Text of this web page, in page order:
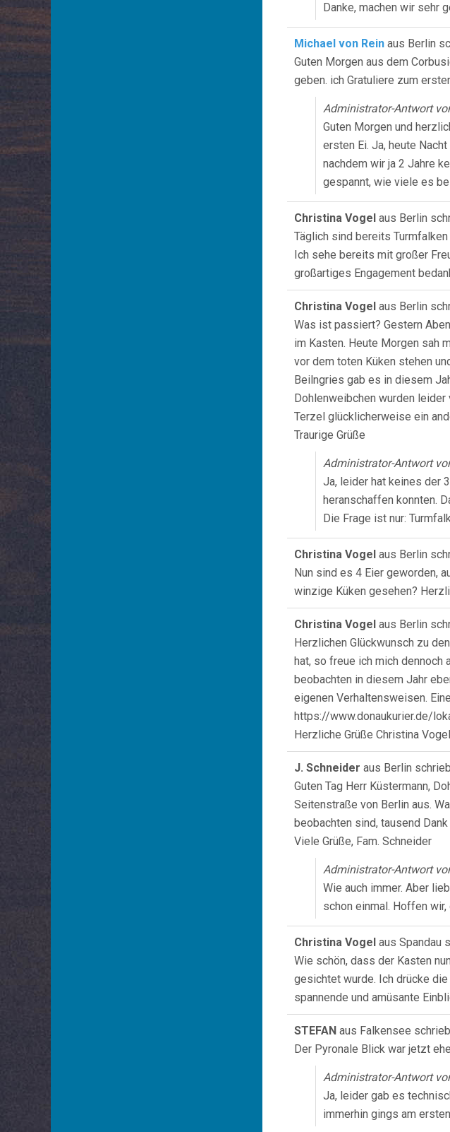
Danke, machen wir sehr
Michael von Rein aus Berlin
Guten Morgen aus dem
geben. ich Gratuliere zum
Administrator-Antwort
Guten Morgen und
ersten Ei. Ja, heute
nachdem wir ja 2 Jahre
gespannt, wie viele es
Christina Vogel aus Berlin
Täglich sind bereits
Ich sehe bereits mit großer
großartiges Engagement
Christina Vogel aus Berlin
Was ist passiert? Gestern
im Kasten. Heute Morgen sah
vor dem toten Küken stehen
Beilngries gab es in diesem
Dohlenweibchen wurden
Terzel glücklicherweise ein
Traurige Grüße
Administrator-Antwort
Ja, leider hat keines der
heranschaffen konnten.
Die Frage ist nur:
Christina Vogel aus Berlin
Nun sind es 4 Eier geworden,
winzige Küken gesehen?
Christina Vogel aus Berlin
Herzlichen Glückwunsch zu
hat, so freue ich mich dennoch
beobachten in diesem Jahr
eigenen Verhaltensweisen.
https://www.donaukurier.de/
Herzliche Grüße Christina Vogel
J. Schneider aus Berlin
Guten Tag Herr Küstermann,
Seitenstraße von Berlin aus.
beobachten sind, tausend
Viele Grüße, Fam. Schneider
Administrator-Antwort
Wie auch immer. Aber
schon einmal. Hoffen
Christina Vogel aus Spandau
Wie schön, dass der Kasten
gesichtet wurde. Ich drücke
spannende und amüsante
STEFAN aus Falkensee
Der Pyronale Blick war jetzt
Administrator-Antwort
Ja, leider gab es
immerhin gings am